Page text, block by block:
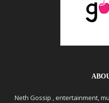
Neth Gossip , entertainment,